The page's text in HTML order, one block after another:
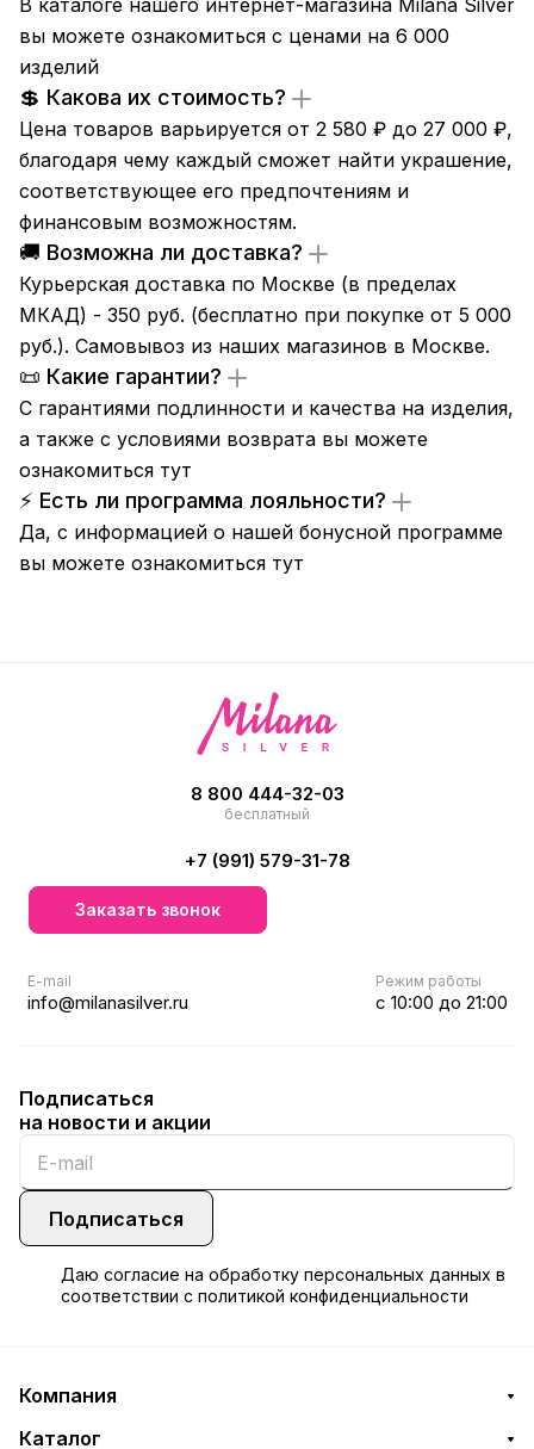
вы можете ознакомиться с ценами на 6 000
изделий
💲 Какова их стоимость?
Цена товаров варьируется от 2 580 ₽ до 27 000 ₽,
благодаря чему каждый сможет найти украшение,
соответствующее его предпочтениям и
финансовым возможностям.
🚚 Возможна ли доставка?
Курьерская доставка по Москве (в пределах
МКАД) - 350 руб. (бесплатно при покупке от 5 000
руб.). Самовывоз из наших магазинов в Москве.
📜 Какие гарантии?
С гарантиями подлинности и качества на изделия,
а также с условиями возврата вы можете
ознакомиться тут
⚡ Есть ли программа лояльности?
Да, с информацией о нашей бонусной программе
вы можете ознакомиться тут
8 800 444-32-03
бесплатный
+7 (991) 579-31-78
Заказать звонок
E-mail
info@milanasilver.ru
Режим работы
с 10:00 до 21:00
Подписаться
на новости и акции
Подписаться
Даю согласие на обработку персональных данных в
соответствии с политикой конфиденциальности
Компания
Каталог